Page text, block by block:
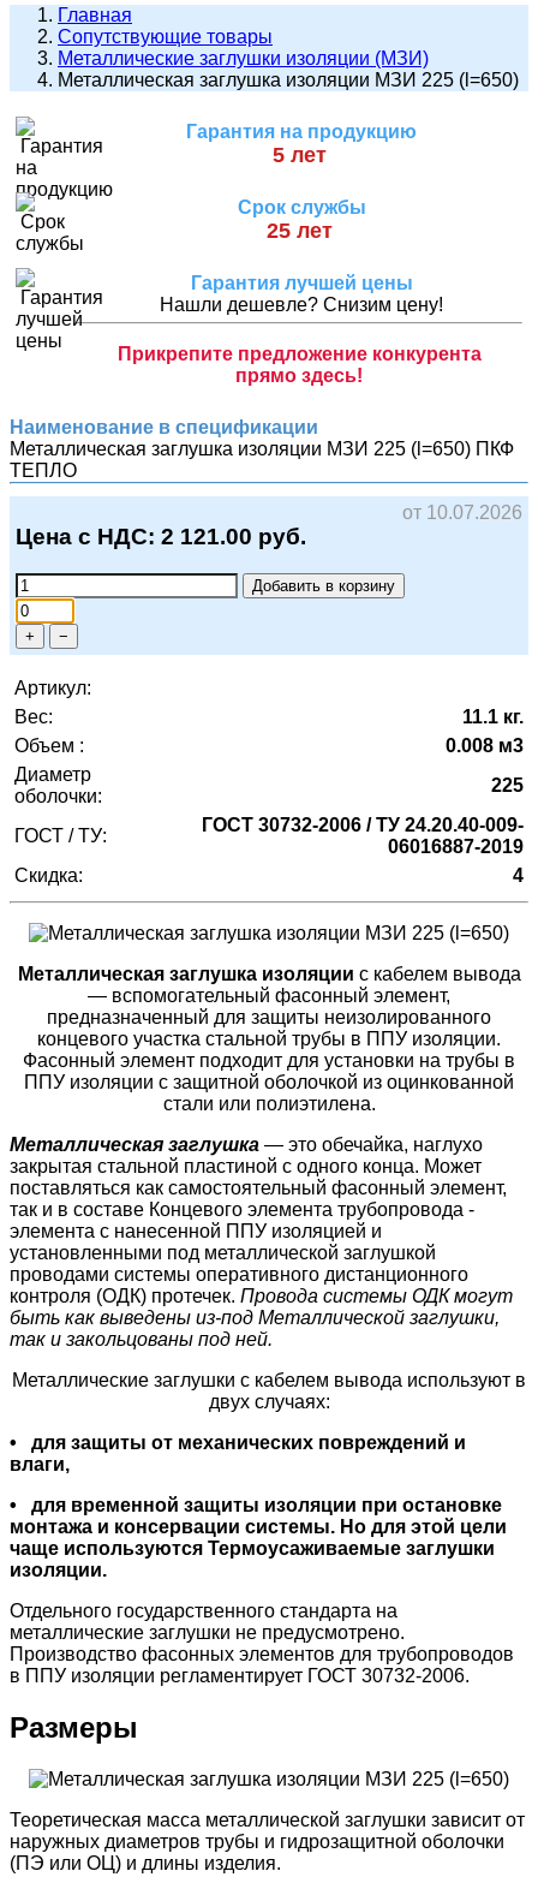
Главная
Сопутствующие товары
Металлические заглушки изоляции (МЗИ)
Металлическая заглушка изоляции МЗИ 225 (l=650)
Гарантия на продукцию
5 лет
Срок службы
25 лет
Гарантия лучшей цены
Нашли дешевле? Снизим цену!
Прикрепите предложение конкурента
прямо здесь!
Наименование в спецификации
Металлическая заглушка изоляции МЗИ 225 (l=650) ПКФ
ТЕПЛО
от 10.07.2026
Цена с НДС: 2 121.00 руб.
Добавить в корзину
+ −
Артикул:
Вес:
11.1 кг.
Объем :
0.008 м3
Диаметр
оболочки:
225
ГОСТ / ТУ:
ГОСТ 30732-2006 / ТУ 24.20.40-009-
06016887-2019
Скидка:
4
Металлическая заглушка изоляции с кабелем вывода
— вспомогательный фасонный элемент,
предназначенный для защиты неизолированного
концевого участка стальной трубы в ППУ изоляции.
Фасонный элемент подходит для установки на трубы в
ППУ изоляции с защитной оболочкой из оцинкованной
стали или полиэтилена.
Металлическая заглушка — это обечайка, наглухо
закрытая стальной пластиной с одного конца. Может
поставляться как самостоятельный фасонный элемент,
так и в составе Концевого элемента трубопровода -
элемента с нанесенной ППУ изоляцией и
установленными под металлической заглушкой
проводами системы оперативного дистанционного
контроля (ОДК) протечек. Провода системы ОДК могут
быть как выведены из-под Металлической заглушки,
так и закольцованы под ней.
Металлические заглушки с кабелем вывода используют в
двух случаях:
• для защиты от механических повреждений и
влаги,
• для временной защиты изоляции при остановке
монтажа и консервации системы. Но для этой цели
чаще используются Термоусаживаемые заглушки
изоляции.
Отдельного государственного стандарта на
металлические заглушки не предусмотрено.
Производство фасонных элементов для трубопроводов
в ППУ изоляции регламентирует ГОСТ 30732-2006.
Размеры
Теоретическая масса металлической заглушки зависит от
наружных диаметров трубы и гидрозащитной оболочки
(ПЭ или ОЦ) и длины изделия.